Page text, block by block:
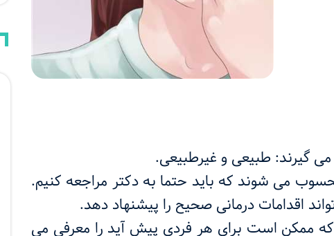
می گیرند: طبیعی و غیرطبیعی.
می شوند که باید حتما به دکتر مراجعه کنیم.
اقدامات درمانی صحیح را پیشنهاد دهد.
که ممکن است برای هر فردی پیش آید را معرفی می